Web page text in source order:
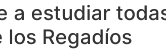
a estudiar
Regadíos